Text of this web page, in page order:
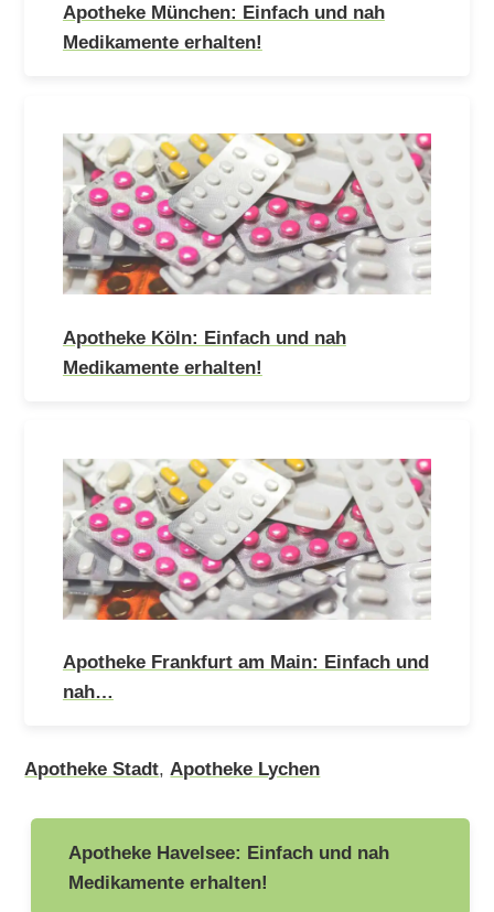
Apotheke München: Einfach und nah
Medikamente erhalten!
Apotheke Köln: Einfach und nah
Medikamente erhalten!
Apotheke Frankfurt am Main: Einfach und
nah…
Apotheke Stadt,Apotheke Lychen
Beitragsnavigation
Apotheke Havelsee: Einfach und nah
Medikamente erhalten!